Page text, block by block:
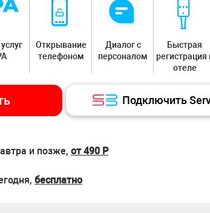
Открывание
телефоном
Диалог с
персоналом
Быстрая
регистрация
отеле
Подключить
и позже,от 490 Р
бесплатно